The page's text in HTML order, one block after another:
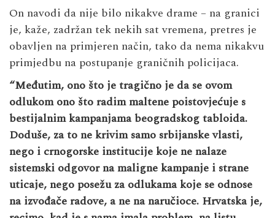
On navodi da nije bilo nikakve drame – na granici
je, kaže, zadržan tek nekih sat vremena, pretres je
obavljen na primjeren način, tako da nema nikakvu
primjedbu na postupanje graničnih policijaca.
“Međutim, ono što je tragično je da se ovom
odlukom ono što radim maltene poistovjećuje s
bestijalnim kampanjama beogradskog tabloida.
Doduše, za to ne krivim samo srbijanske vlasti,
nego i crnogorske institucije koje ne nalaze
sistemski odgovor na maligne kampanje i strane
uticaje, nego posežu za odlukama koje se odnose
na izvođače radove, a ne na naručioce. Hrvatska je,